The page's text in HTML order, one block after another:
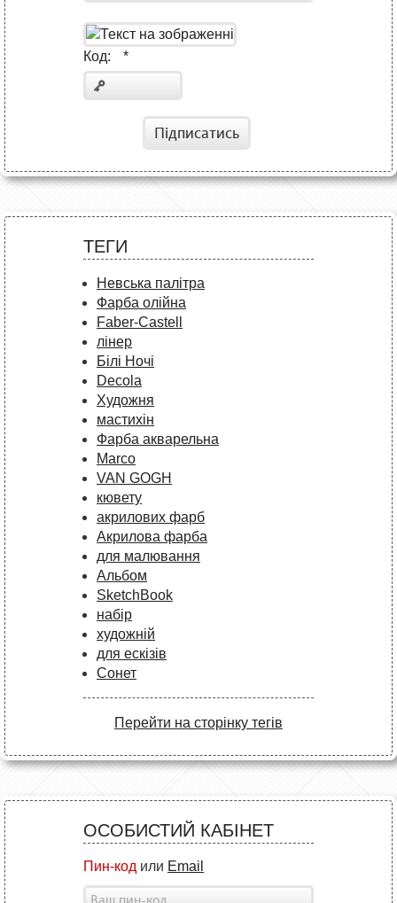
Код: *
Підписатись
ТЕГИ
Невська палітра
Фарба олійна
Faber-Castell
лінер
Білі Ночі
Decola
Художня
мастихін
Фарба акварельна
Marco
VAN GOGH
кювету
акрилових фарб
Акрилова фарба
для малювання
Альбом
SketchBook
набір
художній
для ескізів
Сонет
Перейти на сторінку тегів
ОСОБИСТИЙ КАБІНЕТ
Пин-код или Email